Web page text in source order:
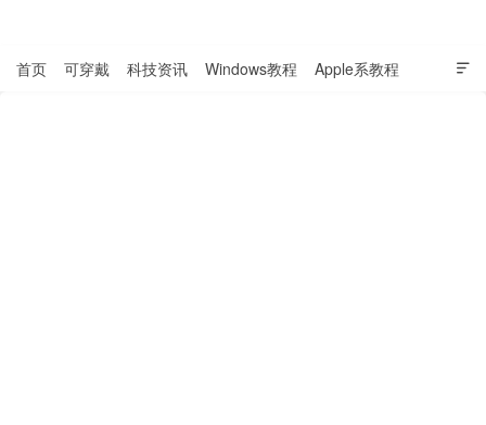

首页 可穿戴 科技资讯 Windows教程 Apple系教程